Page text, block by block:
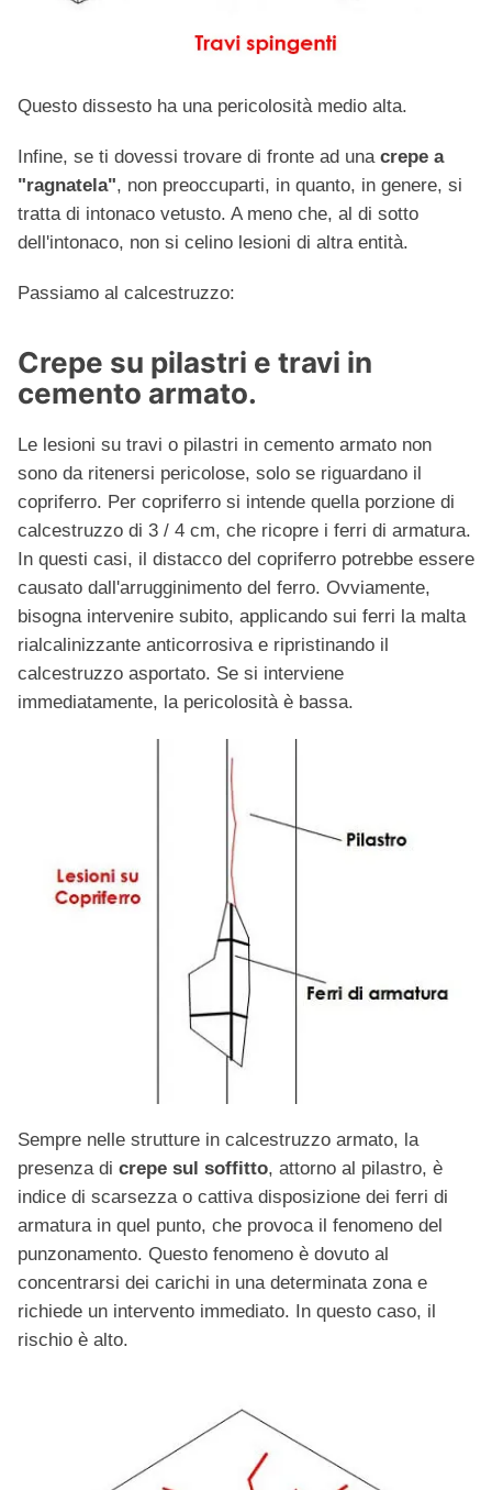
Questo dissesto ha una pericolosità medio alta.
Infine, se ti dovessi trovare di fronte ad una crepe a
"ragnatela", non preoccuparti, in quanto, in genere, si
tratta di intonaco vetusto. A meno che, al di sotto
dell'intonaco, non si celino lesioni di altra entità.
Passiamo al calcestruzzo:
Crepe su pilastri e travi in
cemento armato.
Le lesioni su travi o pilastri in cemento armato non
sono da ritenersi pericolose, solo se riguardano il
copriferro. Per copriferro si intende quella porzione di
calcestruzzo di 3 / 4 cm, che ricopre i ferri di armatura.
In questi casi, il distacco del copriferro potrebbe essere
causato dall'arrugginimento del ferro. Ovviamente,
bisogna intervenire subito, applicando sui ferri la malta
rialcalinizzante anticorrosiva e ripristinando il
calcestruzzo asportato. Se si interviene
immediatamente, la pericolosità è bassa.
Sempre nelle strutture in calcestruzzo armato, la
presenza di crepe sul soffitto, attorno al pilastro, è
indice di scarsezza o cattiva disposizione dei ferri di
armatura in quel punto, che provoca il fenomeno del
punzonamento. Questo fenomeno è dovuto al
concentrarsi dei carichi in una determinata zona e
richiede un intervento immediato. In questo caso, il
rischio è alto.